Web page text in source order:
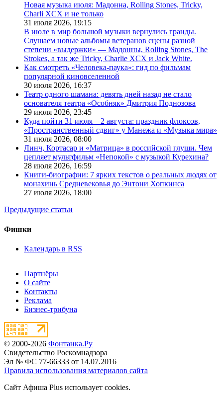
Новая музыка июля: Мадонна, Rolling Stones, Tricky,
Charli XCX и не только
31 июля 2026, 19:15
В июле в мир большой музыки вернулись гранды.
Слушаем новые альбомы ветеранов сцены разной
степени «выдержки» — Мадонны, Rolling Stones, The
Strokes, а так же Tricky, Charlie XCX и Jack White.
Как смотреть «Человека-паука»: гид по фильмам
популярной киновселенной
30 июля 2026, 16:37
Театр одного шамана: девять дней назад не стало
основателя театра «Особняк» Дмитрия Поднозова
29 июля 2026, 23:45
Куда пойти 31 июля—2 августа: праздник флоксов,
«Пространственный сдвиг» у Манежа и «Музыка мира»
31 июля 2026, 08:00
Линч, Кортасар и «Матрица» в российской глуши. Чем
цепляет мультфильм «Непокой» с музыкой Курехина?
28 июля 2026, 16:59
Книги-биографии: 7 ярких текстов о реальных людях от
монахинь Средневековья до Энтони Хопкинса
27 июля 2026, 18:00
Предыдущие статьи
Фишки
Календарь в RSS
Партнёры
О сайте
Контакты
Реклама
Бизнес-трибуна
© 2000-2026 Фонтанка.Ру
Свидетельство Роскомнадзора
Эл № ФС 77-66333 от 14.07.2016
Правила использования материалов сайта
Сайт Афиша Plus использует cookies.